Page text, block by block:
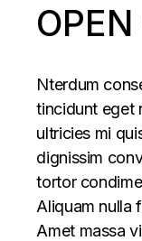
Nterdum
tincidunt eget
ultricies mi
dignissim
tortor
Aliquam nulla
Amet massa